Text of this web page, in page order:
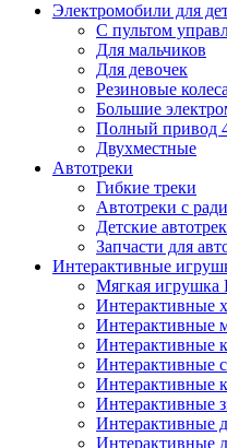
Электромобили для
С пультом
Для мальчиков
Для девочек
Резиновые колеса
Большие
Полный привод
Двухместные
Автотреки
Гибкие треки
Автотреки с
Детские
Запчасти для
Интерактивные
Мягкая игрушка
Интерактивные
Интерактивные
Интерактивные
Интерактивные
Интерактивные
Интерактивные
Интерактивные
Интерактивные